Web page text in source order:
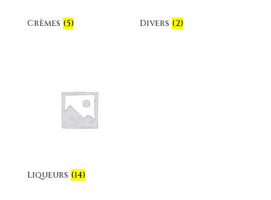
Crèmes (5) Divers (2)
Liqueurs (14)